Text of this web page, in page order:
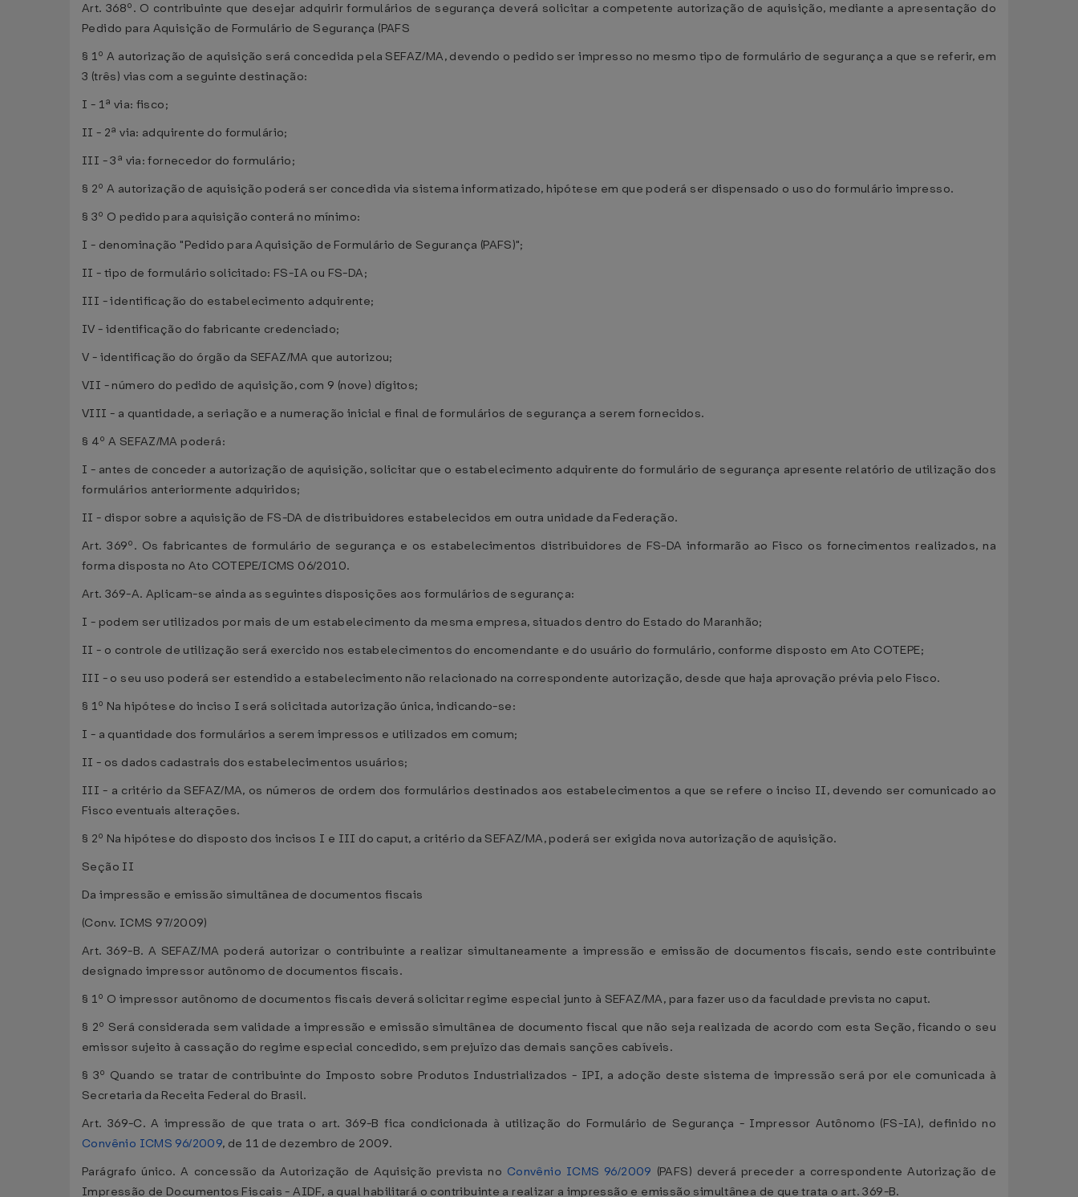
Art. 368º. O contribuinte que desejar adquirir formulários de segurança deverá solicitar a competente autorização de aquisição, mediante a apresentação do
Pedido para Aquisição de Formulário de Segurança (PAFS
§ 1º A autorização de aquisição será concedida pela SEFAZ/MA, devendo o pedido ser impresso no mesmo tipo de formulário de segurança a que se referir, em
3 (três) vias com a seguinte destinação:
I - 1ª via: fisco;
II - 2ª via: adquirente do formulário;
III - 3ª via: fornecedor do formulário;
§ 2º A autorização de aquisição poderá ser concedida via sistema informatizado, hipótese em que poderá ser dispensado o uso do formulário impresso.
§ 3º O pedido para aquisição conterá no mínimo:
I - denominação "Pedido para Aquisição de Formulário de Segurança (PAFS)";
II - tipo de formulário solicitado: FS-IA ou FS-DA;
III - identificação do estabelecimento adquirente;
IV - identificação do fabricante credenciado;
V - identificação do órgão da SEFAZ/MA que autorizou;
VII - número do pedido de aquisição, com 9 (nove) dígitos;
VIII - a quantidade, a seriação e a numeração inicial e final de formulários de segurança a serem fornecidos.
§ 4º A SEFAZ/MA poderá:
I - antes de conceder a autorização de aquisição, solicitar que o estabelecimento adquirente do formulário de segurança apresente relatório de utilização dos
formulários anteriormente adquiridos;
II - dispor sobre a aquisição de FS-DA de distribuidores estabelecidos em outra unidade da Federação.
Art. 369º. Os fabricantes de formulário de segurança e os estabelecimentos distribuidores de FS-DA informarão ao Fisco os fornecimentos realizados, na
forma disposta no Ato COTEPE/ICMS 06/2010.
Art. 369-A. Aplicam-se ainda as seguintes disposições aos formulários de segurança:
I - podem ser utilizados por mais de um estabelecimento da mesma empresa, situados dentro do Estado do Maranhão;
II - o controle de utilização será exercido nos estabelecimentos do encomendante e do usuário do formulário, conforme disposto em Ato COTEPE;
III - o seu uso poderá ser estendido a estabelecimento não relacionado na correspondente autorização, desde que haja aprovação prévia pelo Fisco.
§ 1º Na hipótese do inciso I será solicitada autorização única, indicando-se:
I - a quantidade dos formulários a serem impressos e utilizados em comum;
II - os dados cadastrais dos estabelecimentos usuários;
III - a critério da SEFAZ/MA, os números de ordem dos formulários destinados aos estabelecimentos a que se refere o inciso II, devendo ser comunicado ao
Fisco eventuais alterações.
§ 2º Na hipótese do disposto dos incisos I e III do caput, a critério da SEFAZ/MA, poderá ser exigida nova autorização de aquisição.
Seção II
Da impressão e emissão simultânea de documentos fiscais
(Conv. ICMS 97/2009)
Art. 369-B. A SEFAZ/MA poderá autorizar o contribuinte a realizar simultaneamente a impressão e emissão de documentos fiscais, sendo este contribuinte
designado impressor autônomo de documentos fiscais.
§ 1º O impressor autônomo de documentos fiscais deverá solicitar regime especial junto à SEFAZ/MA, para fazer uso da faculdade prevista no caput.
§ 2º Será considerada sem validade a impressão e emissão simultânea de documento fiscal que não seja realizada de acordo com esta Seção, ficando o seu
emissor sujeito à cassação do regime especial concedido, sem prejuízo das demais sanções cabíveis.
§ 3º Quando se tratar de contribuinte do Imposto sobre Produtos Industrializados - IPI, a adoção deste sistema de impressão será por ele comunicada à
Secretaria da Receita Federal do Brasil.
Art. 369-C. A impressão de que trata o art. 369-B fica condicionada à utilização do Formulário de Segurança - Impressor Autônomo (FS-IA), definido no
Convênio ICMS 96/2009, de 11 de dezembro de 2009.
Parágrafo único. A concessão da Autorização de Aquisição prevista no Convênio ICMS 96/2009 (PAFS) deverá preceder a correspondente Autorização de
Impressão de Documentos Fiscais - AIDF, a qual habilitará o contribuinte a realizar a impressão e emissão simultânea de que trata o art. 369-B.